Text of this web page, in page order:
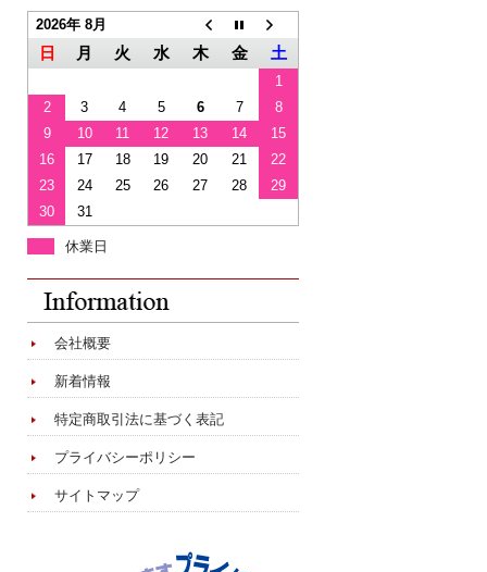
2026年 8月
日 月 火 水 木 金 土
1
2
3 4 5 6 7
8
9
10 11 12 13 14
15
16
17 18 19 20 21
22
23
24 25 26 27 28
29
30
31
休業日
会社概要
新着情報
特定商取引法に基づく表記
プライバシーポリシー
サイトマップ